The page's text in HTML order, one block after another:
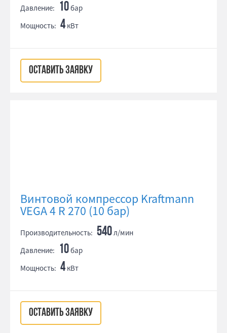
Давление: 10бар
Мощность: 4 кВт
ОСТАВИТЬ ЗАЯВКУ
Винтовой компрессор Kraftmann
VEGA 4 R 270 (10 бар)
Производительность: 540л/мин
Давление: 10бар
Мощность: 4 кВт
ОСТАВИТЬ ЗАЯВКУ